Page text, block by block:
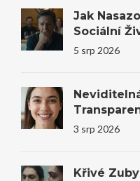
Jak
Sociální
5 srp 2026
Úsměvy I
3 srp 2026
Křivé